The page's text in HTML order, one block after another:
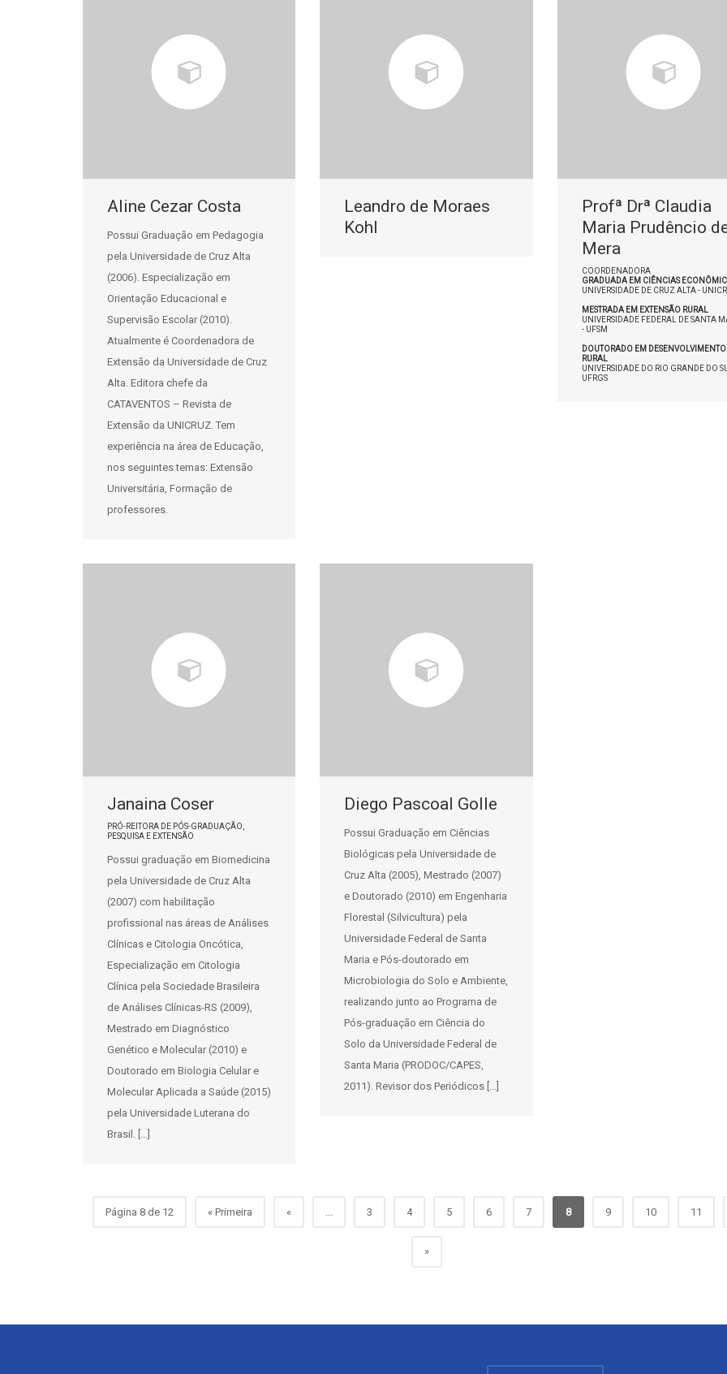
Aline Cezar Costa
Possui Graduação em Pedagogia
pela Universidade de Cruz Alta
(2006). Especialização em
Orientação Educacional e
Supervisão Escolar (2010).
Atualmente é Coordenadora de
Extensão da Universidade de Cruz
Alta. Editora chefe da
CATAVENTOS – Revista de
Extensão da UNICRUZ. Tem
experiência na área de Educação,
nos seguintes temas: Extensão
Universitária, Formação de
professores.
Leandro de Moraes
Kohl
Profª Drª Claudia
Maria Prudêncio
Mera
COORDENADORA
GRADUADA EM CIÊNCIAS
UNIVERSIDADE DE CRUZ ALTA -
MESTRADA EM EXTENSÃO RURAL
UNIVERSIDADE FEDERAL DE SANTA
- UFSM
DOUTORADO EM DESENVOLVIMENTO
RURAL
UNIVERSIDADE DO RIO GRANDE DO
UFRGS
Janaina Coser
PRÓ-REITORA DE PÓS-GRADUAÇÃO,
PESQUISA E EXTENSÃO
Possui graduação em Biomedicina
pela Universidade de Cruz Alta
(2007) com habilitação
profissional nas áreas de Análises
Clínicas e Citologia Oncótica,
Especialização em Citologia
Clínica pela Sociedade Brasileira
de Análises Clínicas-RS (2009),
Mestrado em Diagnóstico
Genético e Molecular (2010) e
Doutorado em Biologia Celular e
Molecular Aplicada a Saúde (2015)
pela Universidade Luterana do
Brasil. […]
Diego Pascoal Golle
Possui Graduação em Ciências
Biológicas pela Universidade de
Cruz Alta (2005), Mestrado (2007)
e Doutorado (2010) em Engenharia
Florestal (Silvicultura) pela
Universidade Federal de Santa
Maria e Pós-doutorado em
Microbiologia do Solo e Ambiente,
realizando junto ao Programa de
Pós-graduação em Ciência do
Solo da Universidade Federal de
Santa Maria (PRODOC/CAPES,
2011). Revisor dos Periódicos […]
Página 8 de 12 « Primeira « ... 3 4 5 6 7 8 9 10 11
»